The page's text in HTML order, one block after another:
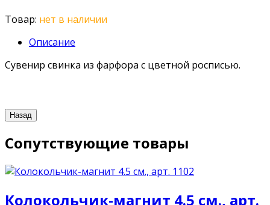
Товар: нет в наличии
Описание
Сувенир свинка из фарфора с цветной росписью.
Сопутствующие товары
Колокольчик-магнит 4.5 см., арт.